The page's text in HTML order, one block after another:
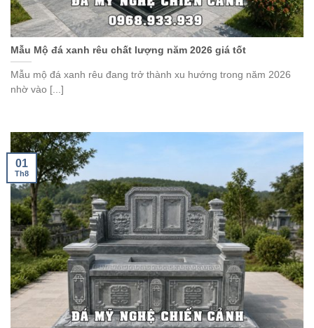
Mẫu Mộ đá xanh rêu chất lượng năm 2026 giá tốt
Mẫu mộ đá xanh rêu đang trở thành xu hướng trong năm 2026
nhờ vào [...]
01
Th8